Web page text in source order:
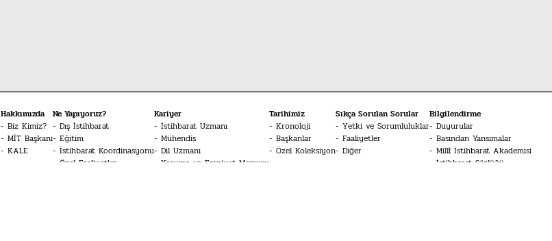
Hakkımızda
Biz Kimiz?
MİT Başkanı
KALE
Ne Yapıyoruz?
Dış İstihbarat
Eğitim
İstihbarat Koordinasyonu
Özel Faaliyetler
Kariyer
İstihbarat Uzmanı
Mühendis
Dil Uzmanı
Koruma ve Emniyet Memuru
Tarihimiz
Kronoloji
Başkanlar
Özel Koleksiyon
Sıkça Sorulan Sorular
Yetki ve Sorumluluklar
Faaliyetler
Diğer
Bilgilendirme
Duyurular
Basından Yansımalar
Millî İstihbarat Akademisi
İstihbarat Sözlüğü